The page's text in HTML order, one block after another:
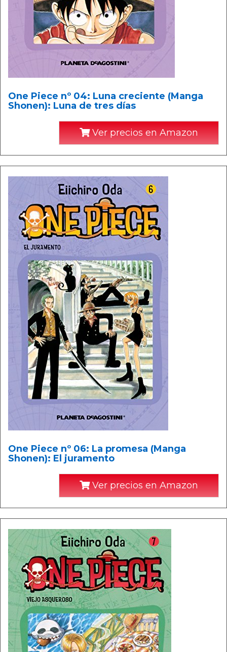
One Piece nº 04: Luna creciente (Manga
Shonen): Luna de tres días
Ver precios en Amazon
One Piece nº 06: La promesa (Manga
Shonen): El juramento
Ver precios en Amazon